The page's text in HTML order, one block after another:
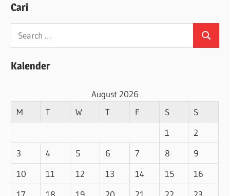
Cari
Search
for:
Search
Kalender
August 2026
M
T W T F S
S
1
2
3
4 5 6 7 8
9
10
11 12 13 14 15
16